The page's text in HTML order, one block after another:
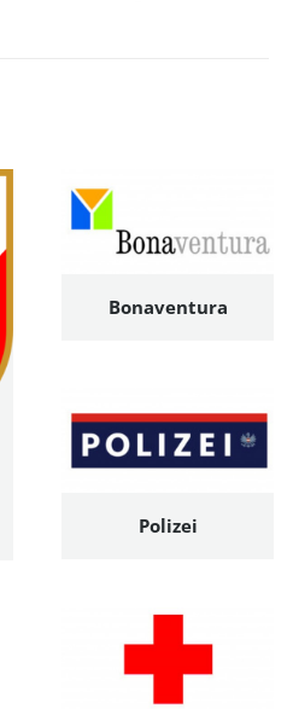
Bonaventura
Polizei